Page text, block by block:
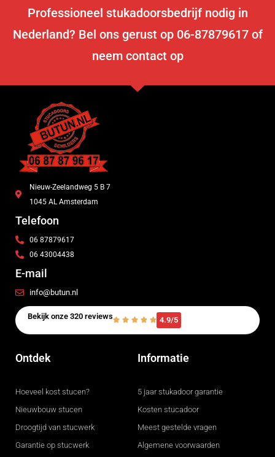
Professioneel stukadoorsbedrijf nodig in
Nederland? Bel ons gerust op 06-87879617 of
neem contact op
Nieuw-Zeelandweg 5 B 7
1045 AL Amsterdam
Telefoon
06 87879617
06 43004438
E-mail
info@butun.nl
Bekijk onze 320 reviews 4.9/5
Ontdek
Hoeveel kost stucen?
Nieuwbouw stucen
Droogtijd van stucwerk
Garantie op stucwerk
Informatie
5 jaar stukadoor garantie
Kosten stucadoor
Meest gestelde vragen
Algemene voorwaarden